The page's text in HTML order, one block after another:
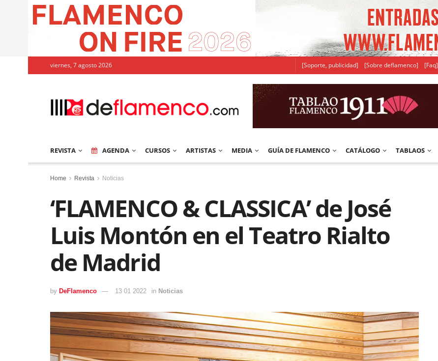
viernes, 7 agosto 2026 [Soporte, publicidad] [Sobre deflamenco] [Faq]
REVISTA AGENDA CURSOS ARTISTAS MEDIA GUÍA DE FLAMENCO CATÁLOGO TABLAOS
Home Revista Noticias
‘FLAMENCO & CLASSICA’ de José
Luis Montón en el Teatro Rialto
de Madrid
by DeFlamenco 13 01 2022 in Noticias